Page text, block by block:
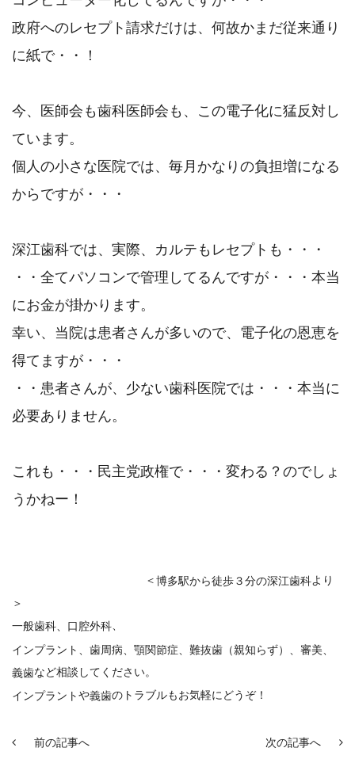
政府へのレセプト請求だけは、何故かまだ従来通り
に紙で・・！
今、医師会も歯科医師会も、この電子化に猛反対し
ています。
個人の小さな医院では、毎月かなりの負担増になる
からですが・・・
深江歯科では、実際、カルテもレセプトも・・・
・・全てパソコンで管理してるんですが・・・本当
にお金が掛かります。
幸い、当院は患者さんが多いので、電子化の恩恵を
得てますが・・・
・・患者さんが、少ない歯科医院では・・・本当に
必要ありません。
これも・・・民主党政権で・・・変わる？のでしょ
うかねー！
＜博多駅から徒歩３分の深江歯科より
＞
一般歯科、口腔外科、
インプラント
歯周病 、顎関節症、難抜歯（親知らず）、審美、
義歯など相談してください。
インプラントや義歯のトラブルもお気軽にどうぞ！
前の記事へ 次の記事へ